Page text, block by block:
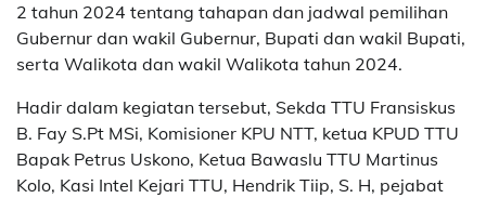
2 tahun 2024 tentang tahapan dan jadwal pemilihan
Gubernur dan wakil Gubernur, Bupati dan wakil Bupati,
serta Walikota dan wakil Walikota tahun 2024.
Hadir dalam kegiatan tersebut, Sekda TTU Fransiskus
B. Fay S.Pt MSi, Komisioner KPU NTT, ketua KPUD TTU
Bapak Petrus Uskono, Ketua Bawaslu TTU Martinus
Kolo, Kasi Intel Kejari TTU, Hendrik Tiip, S. H, pejabat